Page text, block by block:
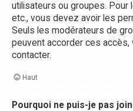
utilisateurs ou groupes. Pour
etc., vous devez avoir les
Seuls les modérateurs de
peuvent accorder ces
contacter.
Haut
Pourquoi ne puis-je pas